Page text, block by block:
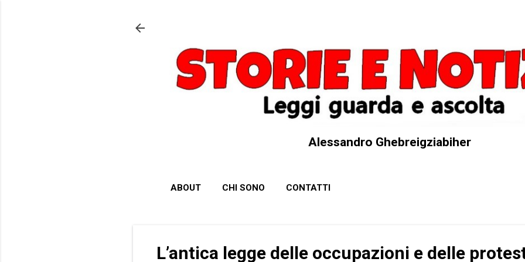
Alessandro Ghebreigziabiher
ABOUT CHI SONO CONTATTI
L’antica legge delle occupazioni e delle